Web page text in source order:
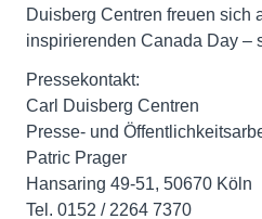
Duisberg Centren freuen sich
inspirierenden Canada Day –
Pressekontakt:
Carl Duisberg Centren
Presse- und
Patric Prager
Hansaring 49-51, 50670 Köln
Tel. 0152 / 2264 7370